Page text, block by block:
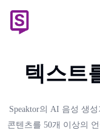
텍스트
Speaktor의 AI 음성 생
콘텐츠를 50개 이상의